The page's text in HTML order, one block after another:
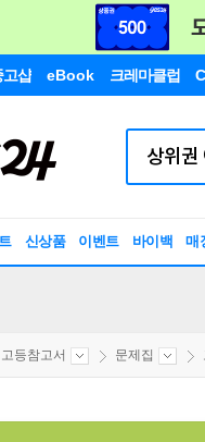
고샵 eBook 크레마클럽
신상품 이벤트 바이백 매
고등참고서 문제집